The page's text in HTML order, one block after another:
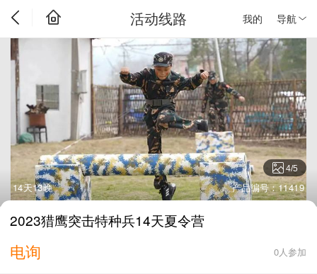
我的 导航
活动线路
4/5
14天13晚 产品编号：11419
2023猎鹰突击特种兵14天夏令营
电询 0人参加